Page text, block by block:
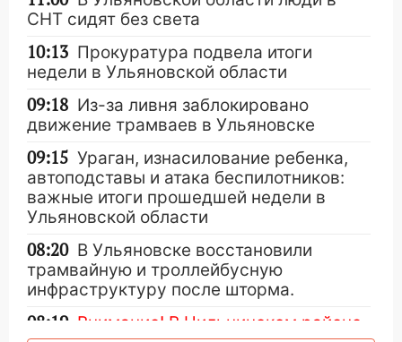
СНТ сидят без света
10:13 Прокуратура подвела итоги
недели в Ульяновской области
09:18 Из-за ливня заблокировано
движение трамваев в Ульяновске
09:15 Ураган, изнасилование ребенка,
автоподставы и атака беспилотников:
важные итоги прошедшей недели в
Ульяновской области
08:20 В Ульяновске восстановили
трамвайную и троллейбусную
инфраструктуру после шторма.
08:19 Внимание! В Цильнинском районе